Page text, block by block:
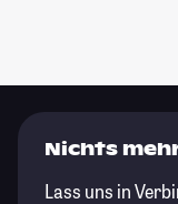
Nichts
Lass uns in